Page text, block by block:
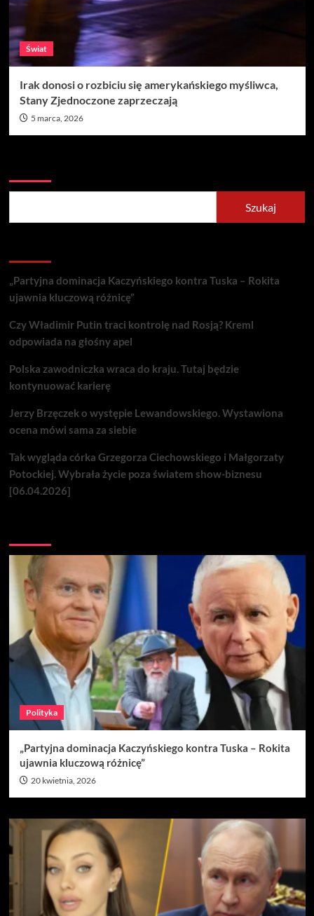
Świat
Irak donosi o rozbiciu się amerykańskiego myśliwca,
Stany Zjednoczone zaprzeczają
5 marca, 2026
Szukaj
„Partyjna dominacja Kaczyńskiego kontra Tuska – Rokita
ujawnia kluczową różnicę”
Czy Władimir Putin traci kontrolę nad Rosją? Kreml
odpowiada na głośny apel
Polska zawodniczka wraca do kraju. Tutaj będzie
kontynuować karierę
Jerzy Brzęczek o występie Lewandowskiego. Wystawiona
ocena mówi sama za siebie
Tak wygląda córka Grzegorza Ciechowskiego i Małgorzaty
Potockiej. Wybrała życie poza światem show-biznesu
[06.04.2026]
Polityka
„Partyjna dominacja Kaczyńskiego kontra Tuska – Rokita
ujawnia kluczową różnicę”
20 kwietnia, 2026